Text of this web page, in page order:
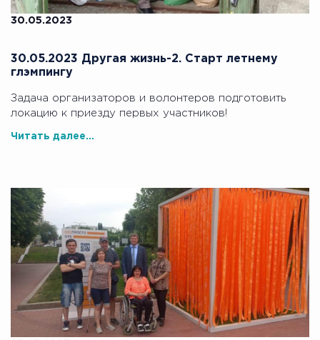
30.05.2023
30.05.2023 Другая жизнь-2. Старт летнему
глэмпингу
Задача организаторов и волонтеров подготовить
локацию к приезду первых участников!
Читать далее...